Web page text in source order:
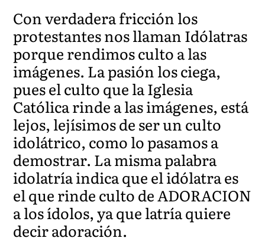
Con verdadera fricción los
protestantes nos llaman Idólatras
porque rendimos culto a las
imágenes. La pasión los ciega,
pues el culto que la Iglesia
Católica rinde a las imágenes, está
lejos, lejísimos de ser un culto
idolátrico, como lo pasamos a
demostrar. La misma palabra
idolatría indica que el idólatra es
el que rinde culto de ADORACION
a los ídolos, ya que latría quiere
decir adoración.